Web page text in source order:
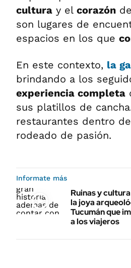
cultura y el corazón
son lugares de
espacios en los que
En este contexto, la
brindando a los
experiencia completa
sus platillos de
restaurantes dentro
rodeado de pasión.
Informate más
Ruinas y
la joya
Tucumán que
a los viajeros